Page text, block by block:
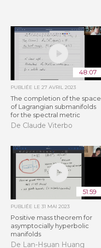
48:07
PUBLIÉE LE27 AVRIL 2023
The completion of the space
of Lagrangian submanifolds
for the spectral metric
De Claude Viterbo
51:59
PUBLIÉE LE31 MAI 2023
Positive mass theorem for
asymptocially hyperbolic
manifolds
De Lan-Hsuan Huang